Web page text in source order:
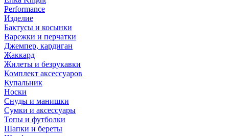
Performance
Изделие
Бактусы и косынки
Варежки и перчатки
Джемпер, кардиган
Жаккард
Жилеты и безрукавки
Комплект аксессуаров
Купальник
Носки
Снуды и манишки
Сумки и аксессуары
Топы и футболки
Шапки и береты